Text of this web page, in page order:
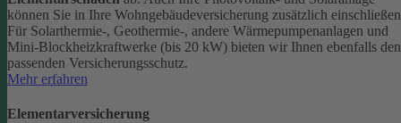
können Sie in Ihre Wohngebäudeversicherung zusätzlich
Für Solarthermie-, Geothermie-, andere Wärmepumpenanlagen und
Mini-Blockheizkraftwerke (bis 20 kW) bieten wir Ihnen ebenfalls den
passenden Versicherungsschutz.
Mehr erfahren
Elementarversicherung